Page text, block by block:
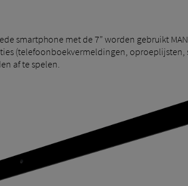
smartphone met de 7” worden gebruikt
(telefoonboekvermeldingen,
af ​​te spelen.